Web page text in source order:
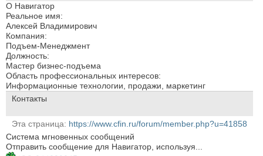
О Навигатор
Реальное имя:
Алексей Владимирович
Компания:
Подъем-Менеджмент
Должность:
Мастер бизнес-подъема
Область профессиональных интересов:
Информационные технологии, продажи, маркетинг
Контакты
Эта страница
https://www.cfin.ru/forum/member.php?u=41858
Система мгновенных сообщений
Отправить сообщение для Навигатор, используя...